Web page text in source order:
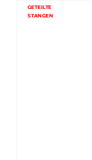
GETEILTE
STANGEN